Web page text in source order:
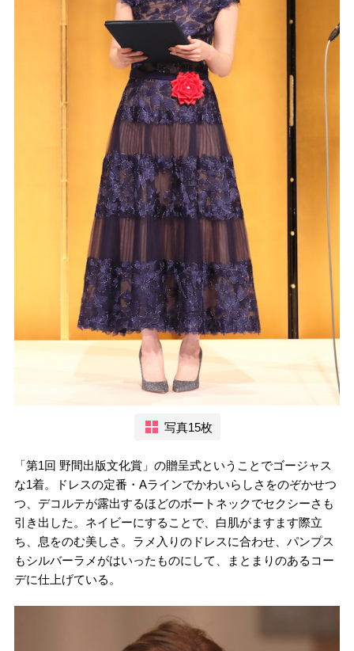
写真15枚
「第1回 野間出版文化賞」の贈呈式ということでゴージャス
な1着。ドレスの定番・Aラインでかわいらしさをのぞかせつ
つ、デコルテが露出するほどのボートネックでセクシーさも
引き出した。ネイビーにすることで、白肌がますます際立
ち、息をのむ美しさ。ラメ入りのドレスに合わせ、パンプス
もシルバーラメがはいったものにして、まとまりのあるコー
デに仕上げている。